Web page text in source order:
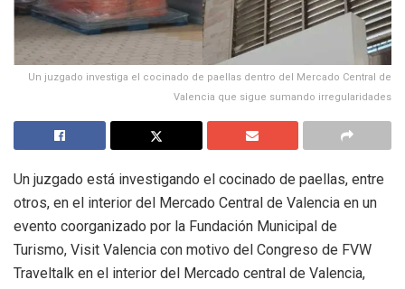
Un juzgado investiga el cocinado de paellas dentro del Mercado Central de
Valencia que sigue sumando irregularidades
Un juzgado está investigando el cocinado de paellas, entre
otros, en el interior del Mercado Central de Valencia en un
evento coorganizado por la Fundación Municipal de
Turismo, Visit Valencia con motivo del Congreso de FVW
Traveltalk en el interior del Mercado central de Valencia,